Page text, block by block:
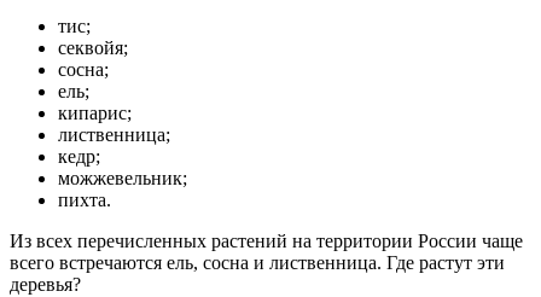
тис;
секвойя;
сосна;
ель;
кипарис;
лиственница;
кедр;
можжевельник;
пихта.
Из всех перечисленных растений на территории России чаще
всего встречаются ель, сосна и лиственница. Где растут эти
деревья?